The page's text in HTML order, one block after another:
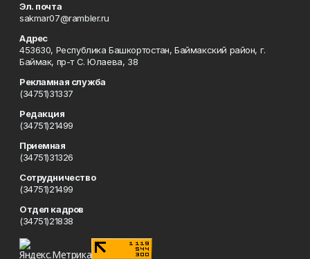
Эл. почта
sakmar07@rambler.ru
Адрес
453630, Республика Башкортостан, Баймакский район, г.
Баймак, пр-т С. Юлаева, 38
Рекламная служба
(34751)31337
Редакция
(34751)21499
Приемная
(34751)31326
Сотрудничество
(34751)21499
Отдел кадров
(34751)21838